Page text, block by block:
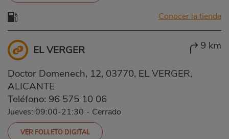
Conocer la tienda
EL VERGER 9 km
Doctor Domenech, 12, 03770, EL VERGER,
ALICANTE
Teléfono: 96 575 10 06
Jueves: 09:00-21:30 - Cerrado
VER FOLLETO DIGITAL